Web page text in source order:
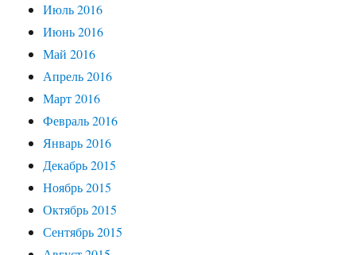
Июль 2016
Июнь 2016
Май 2016
Апрель 2016
Март 2016
Февраль 2016
Январь 2016
Декабрь 2015
Ноябрь 2015
Октябрь 2015
Сентябрь 2015